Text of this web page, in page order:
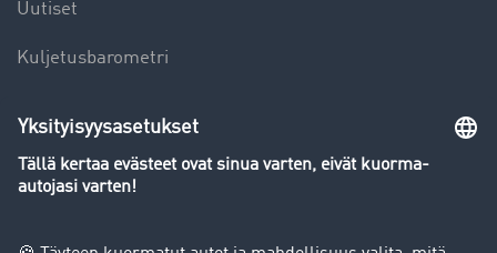
Uutiset
Kuljetusbarometri
Yleiskatsaus rahtipörssiin